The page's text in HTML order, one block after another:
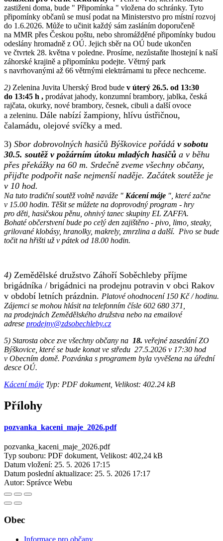
zastiženi doma, bude " Připomínka " vložena do schránky. Tyto
připomínky občanů se musí podat na Ministerstvo pro místní rozvoj
do 1.6.2026. Může to učinit každý sám zasláním doporučeně
na MMR přes Českou poštu, nebo shromážděné připomínky budou
odeslány hromadně z OÚ. Jejich sběr na OÚ bude ukončen
ve čtvrtek 28. května v poledne. Prosíme, nezůstaňte lhostejní k naší
záhorské krajině a připomínku podejte. Větrný park
s navrhovanými až 66 větrnými elektrárnami tu přece nechceme.
2) Zelenina Juvita Uherský Brod bude v úterý 26.5. od 13:30
do 13:45 h , prodávat jahody, konzumní brambory, jablka, česká
rajčata, okurky, nové brambory, česnek, cibuli a další ovoce
a zeleninu. Dále nabízí žampiony, hlívu ústřičnou,
čalamádu, olejové svíčky a med.
3) Sbor dobrovolných hasičů Býškovice pořádá v sobotu
30.5. soutěž v požárním útoku mladých hasičů a v běhu
přes překážky na 60 m. Srdečně zveme všechny občany,
přijďte podpořit naše nejmenší naděje. Začátek soutěže je
v 10 hod.
Na tuto tradiční soutěž volně naváže " Kácení máje ", které začne
v 15.00 hodin. Těšit se můžete na doprovodný program - hry
pro děti, hasičskou pěnu, ohnivý tanec skupiny EL ZAFFA.
Bohaté občerstvení bude po celý den zajištěno - pivo, limo, steaky,
grilované klobásy, hranolky, makrely, zmrzlina a další. Pivo se bude
točit na hřišti už v pátek od 18.00 hodin.
4) Zemědělské družstvo Záhoří Soběchleby příjme
brigádníka / brigádnici na prodejnu potravin v obci Rakov
v období letních prázdnin. Platové ohodnocení 150 Kč / hodinu.
Zájemci se mohou hlásit na telefonním čísle 602 680 371,
na prodejnách Zemědělského družstva nebo na emailové
adrese prodejny@zdsobechleby.cz
5) Starosta obce zve všechny občany na 18. veřejné zasedání ZO
Býškovice, které se bude konat ve středu 27.5.2026 v 17:30 hod
v Obecním domě. Pozvánka s programem byla vyvěšena na úřední
desce OÚ.
Kácení máje Typ: PDF dokument, Velikost: 402.24 kB
Přílohy
pozvanka_kaceni_maje_2026.pdf
pozvanka_kaceni_maje_2026.pdf
Typ souboru: PDF dokument, Velikost: 402,24 kB
Datum vložení: 25. 5. 2026 17:15
Datum poslední aktualizace: 25. 5. 2026 17:17
Autor: Správce Webu
Obec
Informace pro občany